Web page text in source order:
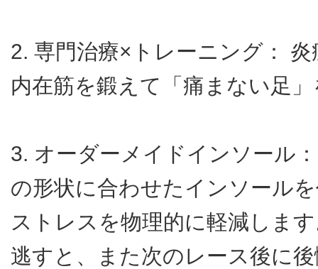
2. 専門治療×トレーニング：
内在筋を鍛えて「痛まない足
3. オーダーメイドインソール
の形状に合わせたインソール
ストレスを物理的に軽減しま
逃すと、また次のレース後に